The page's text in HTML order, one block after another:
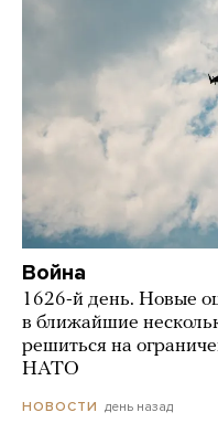
Война
1626-й день. Новые
в ближайшие
решиться на
НАТО
НОВОСТИ день назад